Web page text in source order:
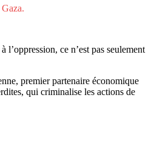
ce n’est pas seulement
premier partenaire économique
qui criminalise les actions de